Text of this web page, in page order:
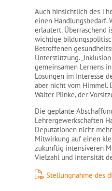
Auch hinsichtlich des
einen Handlungsbedarf.
erläutert. Überraschend
wichtige
Betroffenen
Unterstützung.
gemeinsamen Lernens
Lösungen im Interesse
aber nicht vom Himmel.
Walter Plinke, der
Die geplante
Lehrergewerkschaften
Deputationen nicht
Mitwirkung auf einen
zukünftig intensiveren
Vielzahl und Intensität
Stellungnahme des